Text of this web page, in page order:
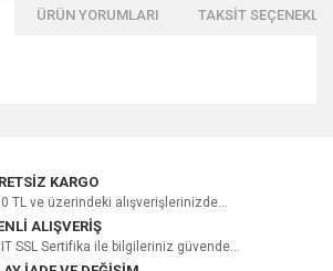
ÜRÜN YORUMLARI TAKSİT
ürüne ilk yorumu siz yapın!
Yorum Yaz
KARGO
TL ve üzerindeki alışverişlerinizde...
ALIŞVERİŞ
SSL Sertifika ile bilgileriniz güvende...